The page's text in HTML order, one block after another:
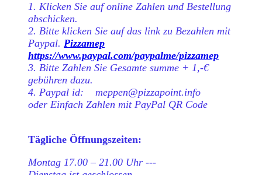
1. Klicken Sie auf online Zahlen und Bestellung
abschicken.
2. Bitte klicken Sie auf das link zu Bezahlen mit
Paypal. Pizzamep
https://www.paypal.com/paypalme/pizzamep
3. Bitte Zahlen Sie Gesamte summe + 1,-€
gebühren dazu.
4. Paypal id: meppen@pizzapoint.info
oder Einfach Zahlen mit PayPal QR Code
Tägliche Öffnungszeiten:
Montag 17.00 – 21.00 Uhr ---